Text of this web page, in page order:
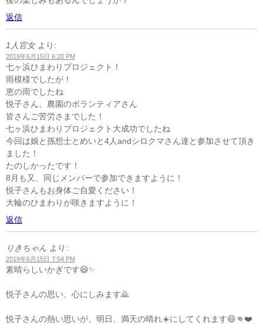
返信
1人官女 より:
2019年6月15日 6:20 PM
七ヶ浜ひまわりプロジェクト！
雨模様でしたが！
恵の雨でしたね
悦子さん、農園のボランティアさん
皆さんご苦労さまでした！
七ヶ浜ひまわりプロジェクト大成功でしたね
今回は娘と孫想士とめいと4人andシロクマさん達と参加させて頂き
ました！
たのしかったです！
8月も又、同じメンバーで参加できますように！
悦子さんもお身体ご自愛ください！
大輪のひまわりが咲きますように！
返信
りきちゃん より:
2019年6月15日 7:54 PM
素晴らしいかぎです😄✨
悦子さんの思い、心にしみます🙇
悦子さんの熱い思いが、明日、満天の晴れ☀️にしてくれます😄👊❤️